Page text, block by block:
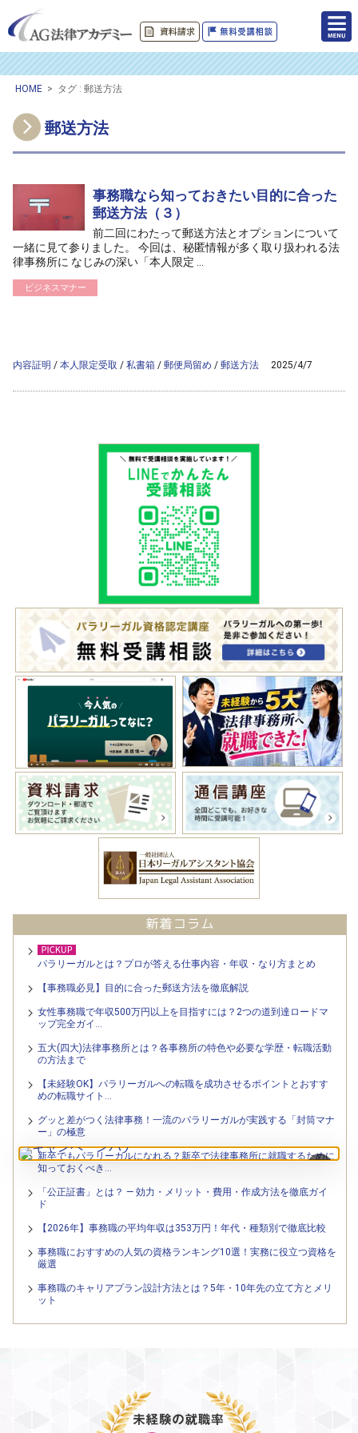
×
HOME > タグ : 郵送方法
郵送方法
事務職なら知っておきたい目的に合った
郵送方法（３）
前二回にわたって郵送方法とオプションについて
一緒に見て参りました。 今回は、秘匿情報が多く取り扱われる法
律事務所に なじみの深い「本人限定 ...
ビジネスマナー
内容証明 / 本人限定受取 / 私書箱 / 郵便局留め / 郵送方法 2025/4/7
パラリーガルとは？プロが答える仕事内容・年収・なり方まとめ
【事務職必見】目的に合った郵送方法を徹底解説
女性事務職で年収500万円以上を目指すには？2つの道到達ロードマ
ップ完全ガイ…
五大(四大)法律事務所とは？各事務所の特色や必要な学歴・転職活動
の方法まで
【未経験OK】パラリーガルへの転職を成功させるポイントとおすす
めの転職サイト…
グッと差がつく法律事務！一流のパラリーガルが実践する「封筒マナ
ー」の極意
新卒でもパラリーガルになれる？新卒で法律事務所に就職するために
知っておくべき…
「公正証書」とは？ — 効力・メリット・費用・作成方法を徹底ガイ
ド
【2026年】事務職の平均年収は353万円！年代・種類別で徹底比較
事務職におすすめの人気の資格ランキング10選！実務に役立つ資格を
厳選
事務職のキャリアプラン設計方法とは？5年・10年先の立て方とメリ
ット